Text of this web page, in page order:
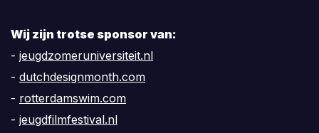
Wij zijn trotse sponsor van:
- jeugdzomeruniversiteit.nl
- dutchdesignmonth.com
- rotterdamswim.com
- jeugdfilmfestival.nl